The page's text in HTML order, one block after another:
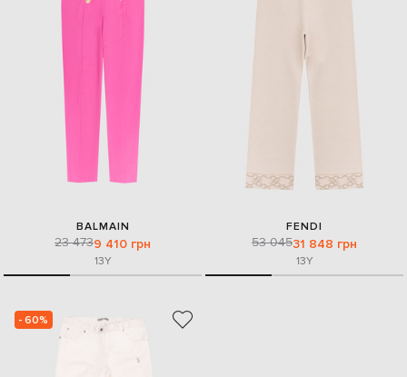
BALMAIN
23 4739 410 грн
13Y
FENDI
53 04531 848 грн
13Y
- 60%